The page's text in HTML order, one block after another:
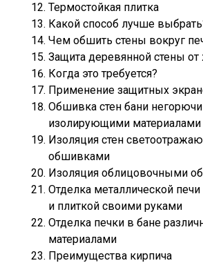
Термостойкая плитка
Какой способ лучше
Чем обшить стены вокруг
Защита деревянной стены от
Когда это требуется?
Применение защитных
Обшивка стен бани
изолирующими материалами
Изоляция стен
обшивками
Изоляция облицовочными
Отделка металлической
и плиткой своими руками
Отделка печки в бане
материалами
Преимущества кирпича